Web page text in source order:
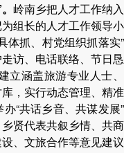
岭南乡把人才工作纳入
组长的人才工作领导小
体抓、村党组织抓落实”
访、电话联络、节日恳
涵盖旅游专业人士、
，实行动态管理、精准
“共话乡音、共谋发展”
贤代表共叙乡情、共商
、文旅合作等意见建议